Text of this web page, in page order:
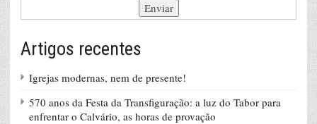
Artigos recentes
Igrejas modernas, nem de presente!
570 anos da Festa da Transfiguração: a luz do Tabor para
enfrentar o Calvário, as horas de provação